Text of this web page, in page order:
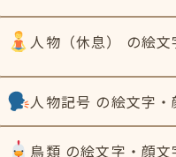
人物（休息） の絵
人物記号 の絵文字
鳥類 の絵文字・顔文